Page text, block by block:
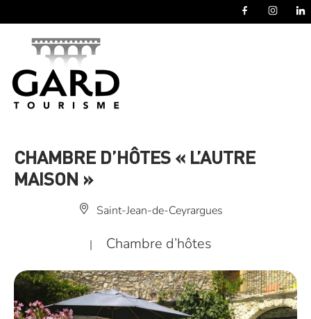
CHAMBRE D’HÔTES « L’AUTRE
MAISON »
Saint-Jean-de-Ceyrargues
| Chambre d’hôtes